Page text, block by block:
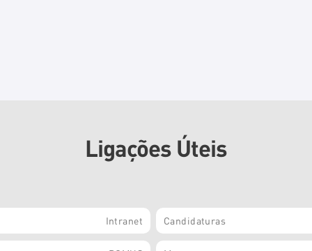
Ligações Úteis
Intranet Candidaturas